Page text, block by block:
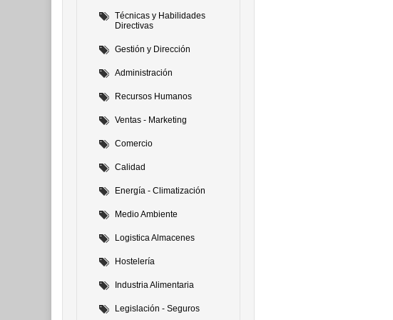
Técnicas y Habilidades
Directivas
Gestión y Dirección
Administración
Recursos Humanos
Ventas - Marketing
Comercio
Calidad
Energía - Climatización
Medio Ambiente
Logistica Almacenes
Hostelería
Industria Alimentaria
Legislación - Seguros